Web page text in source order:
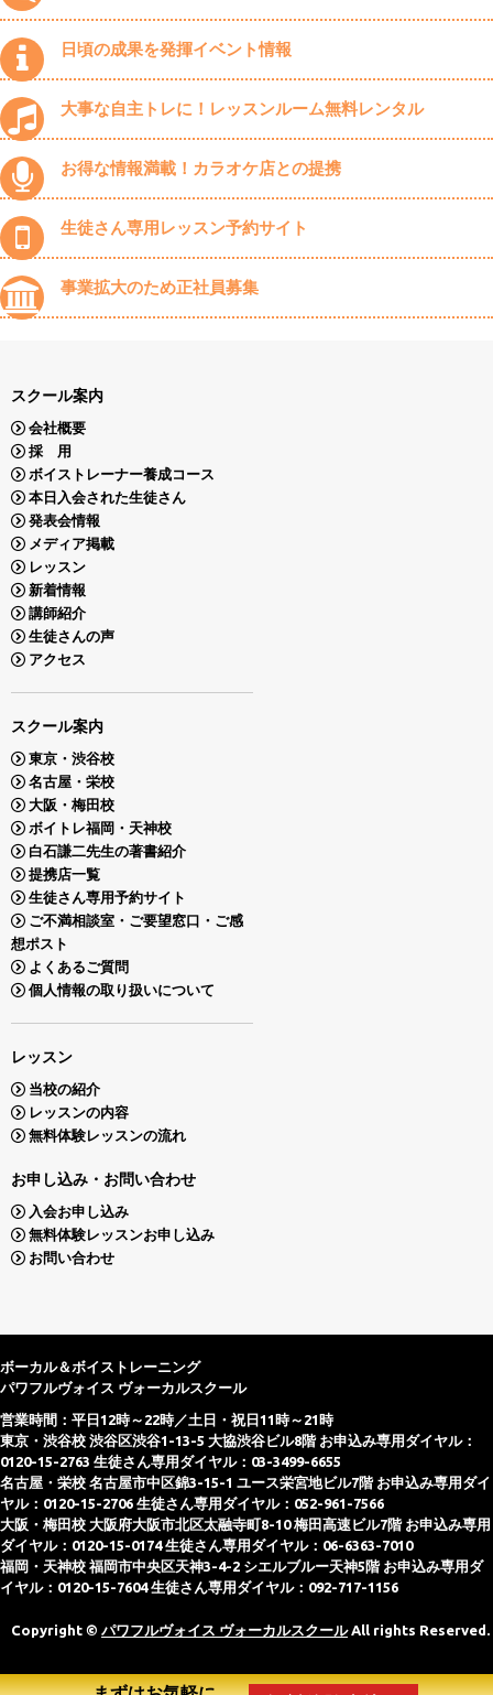
日頃の成果を発揮イベント情報
大事な自主トレに！レッスンルーム無料レンタル
お得な情報満載！カラオケ店との提携
生徒さん専用レッスン予約サイト
事業拡大のため正社員募集
スクール案内
会社概要
採 用
ボイストレーナー養成コース
本日入会された生徒さん
発表会情報
メディア掲載
レッスン
新着情報
講師紹介
生徒さんの声
アクセス
スクール案内
東京・渋谷校
名古屋・栄校
大阪・梅田校
ボイトレ福岡・天神校
白石謙二先生の著書紹介
提携店一覧
生徒さん専用予約サイト
ご不満相談室・ご要望窓口・ご感
想ポスト
よくあるご質問
個人情報の取り扱いについて
レッスン
当校の紹介
レッスンの内容
無料体験レッスンの流れ
お申し込み・お問い合わせ
入会お申し込み
無料体験レッスンお申し込み
お問い合わせ
ボーカル＆ボイストレーニング
パワフルヴォイス ヴォーカルスクール
営業時間：平日12時～22時／土日・祝日11時～21時
東京・渋谷校 渋谷区渋谷1-13-5 大協渋谷ビル8階 お申込み専用ダイヤル：
0120-15-2763 生徒さん専用ダイヤル：03-3499-6655
名古屋・栄校 名古屋市中区錦3-15-1 ユース栄宮地ビル7階 お申込み専用ダイ
ヤル：0120-15-2706 生徒さん専用ダイヤル：052-961-7566
大阪・梅田校 大阪府大阪市北区太融寺町8-10 梅田高速ビル7階 お申込み専用
ダイヤル：0120-15-0174 生徒さん専用ダイヤル：06-6363-7010
福岡・天神校 福岡市中央区天神3-4-2 シエルブルー天神5階 お申込み専用ダ
イヤル：0120-15-7604 生徒さん専用ダイヤル：092-717-1156
Copyright © パワフルヴォイス ヴォーカルスクールAll rights Reserved.